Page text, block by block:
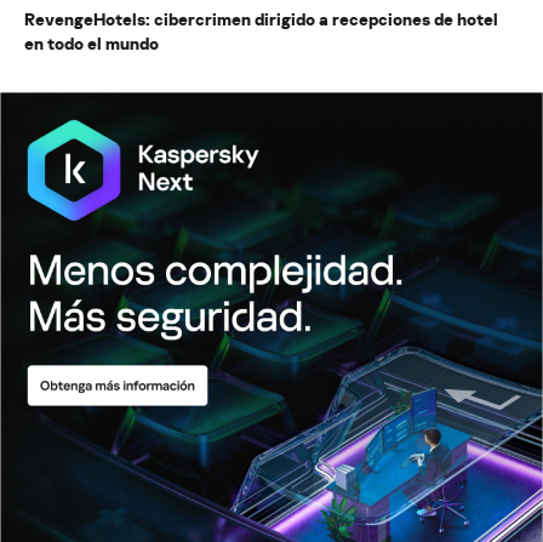
RevengeHotels: cibercrimen dirigido a recepciones de hotel
en todo el mundo